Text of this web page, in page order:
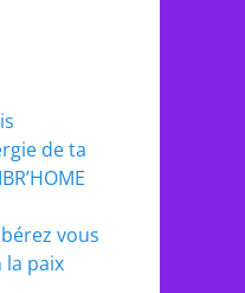
de ta
vous
la paix